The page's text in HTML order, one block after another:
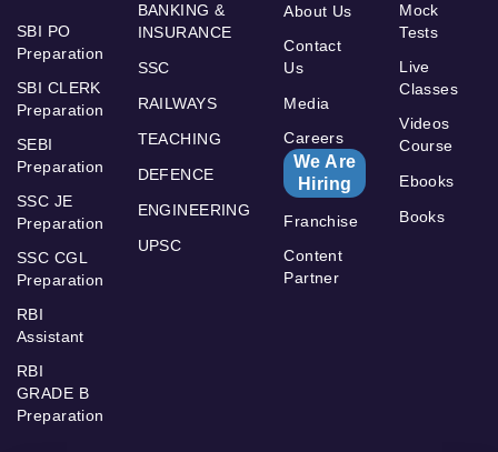
SBI PO
Preparation
SBI CLERK
Preparation
SEBI
Preparation
SSC JE
Preparation
SSC CGL
Preparation
RBI
Assistant
RBI
GRADE B
Preparation
BANKING &
INSURANCE
SSC
RAILWAYS
TEACHING
DEFENCE
ENGINEERING
UPSC
About Us
Contact
Us
Media
Careers
We Are
Hiring
Franchise
Content
Partner
Mock
Tests
Live
Classes
Videos
Course
Ebooks
Books